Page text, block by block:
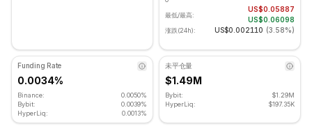
最低/最高:
US$0.05887
US$0.06098
涨跌(24h): US$0.002110 (3.58%)
Funding Rate
0.0034%
Binance:
0.0050%
Bybit:
0.0039%
HyperLiq:
0.0013%
未平仓量
$1.49M
Bybit:
$1.29M
HyperLiq:
$197.35K